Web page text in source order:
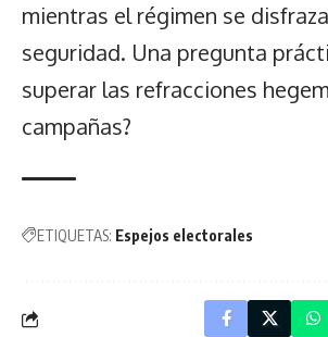
mientras el régimen se
seguridad. Una pregunta
superar las refracciones
campañas?
ETIQUETAS: Espejos electorales